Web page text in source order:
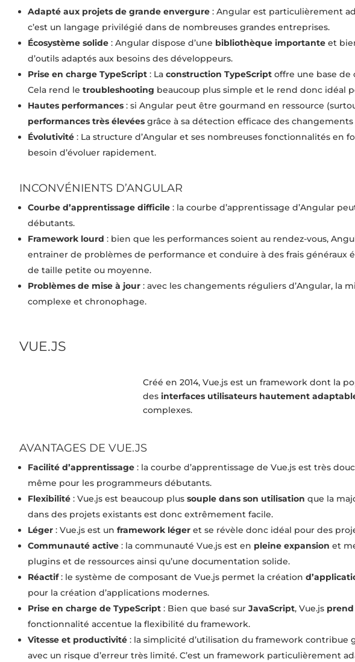
Adapté aux projets de grande envergure : Angular est particulièrement
c’est un langage privilégié dans de nombreuses grandes entreprises.
Écosystème solide : Angular dispose d’une bibliothèque importante et
d’outils adaptés aux besoins des développeurs.
Prise en charge TypeScript : La construction TypeScript offre une base de
Cela rend le troubleshooting beaucoup plus simple et le rend donc idéal
Hautes performances : si Angular peut être gourmand en ressource
performances très élevées grâce à sa détection efficace des changements
Évolutivité : La structure d’Angular et ses nombreuses fonctionnalités
besoin d’évoluer rapidement.
INCONVÉNIENTS D’ANGULAR
Courbe d’apprentissage difficile : la courbe d’apprentissage d’Angular
débutants.
Framework lourd : bien que les performances soient au rendez-vous,
entrainer de problèmes de performance et conduire à des frais généraux
de taille petite ou moyenne.
Problèmes de mise à jour : avec les changements réguliers d’Angular, la
complexe et chronophage.
VUE.JS
Créé en 2014, Vue.js est un framework dont la
des interfaces utilisateurs hautement
complexes.
AVANTAGES DE VUE.JS
Facilité d’apprentissage : la courbe d’apprentissage de Vue.js est très
même pour les programmeurs débutants.
Flexibilité : Vue.js est beaucoup plus souple dans son utilisation que la
dans des projets existants est donc extrêmement facile.
Léger : Vue.js est un framework léger et se révèle donc idéal pour des
Communauté active : la communauté Vue.js est en pleine expansion et
plugins et de ressources ainsi qu’une documentation solide.
Réactif: le système de composant de Vue.js permet la création
pour la création d’applications modernes.
Prise en charge de TypeScript : Bien que basé sur JavaScript, Vue.js
fonctionnalité accentue la flexibilité du framework.
Vitesse et productivité : la simplicité d’utilisation du framework contribue
avec un risque d’erreur très limité. C’est un framework particulièrement